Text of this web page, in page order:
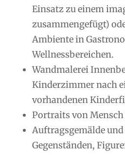
Einsatz zu einem
zusammengefügt)
Ambiente in
Wellnessbereichen.
Wandmalerei
Kinderzimmer nach
vorhandenen
Portraits von
Auftragsgemälde
Gegenständen,